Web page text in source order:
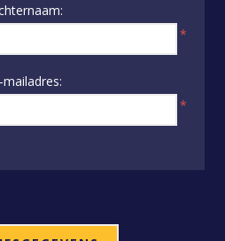
*
mailadres:
*